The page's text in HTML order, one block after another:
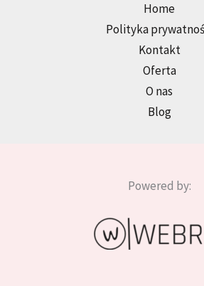
Home
Polityka
Kontakt
Oferta
O nas
Blog
Powered by: